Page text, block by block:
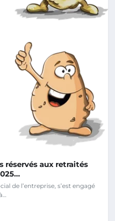
réservés aux retraités
de l’entreprise, s’est engagé